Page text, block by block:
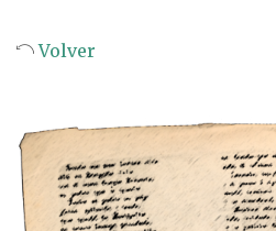
Volver